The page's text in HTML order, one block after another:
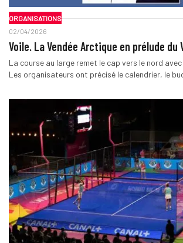
ORGANISATIONS
02/04/2026
Voile. La Vendée Arctique en prélude du
La course au large remet le cap vers le nord
Les organisateurs ont précisé le calendrier, le